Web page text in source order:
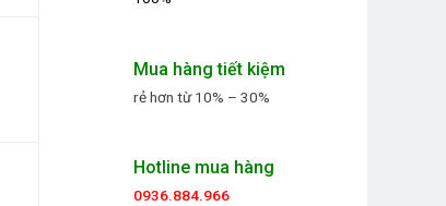
Mua hàng tiết kiệm
rẻ hơn từ 10% – 30%
Hotline mua hàng
0936.884.966